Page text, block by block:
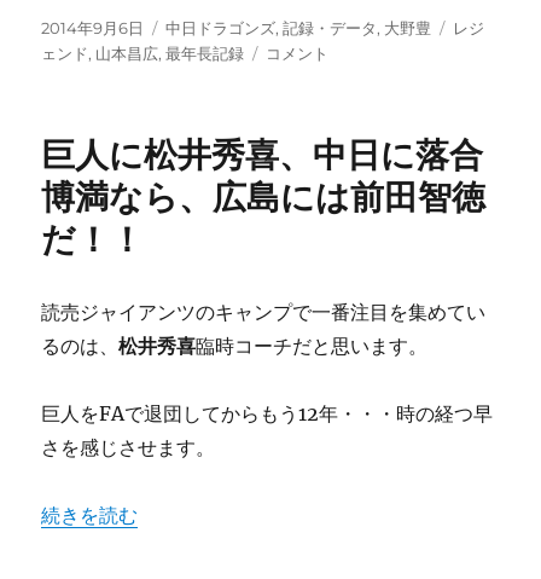
投
稿
2014年9月6日
カ
テ
中日ドラゴンズ,記録・データ, 大野豊
タ
レジ
ェンド, 山本昌広,最年長記録
最
録
を
塗
る
本
広
コメント
巨人に松井秀喜、中日に落合
博満なら、広島には前田智徳
だ！！
読売ジャイアンツのキャンプで一番注目を集めてい
るのは、松井秀喜臨時コーチだと思います。
巨人をFAで退団してからもう12年・・・時の経つ早
さを感じさせます。
“巨人に松井秀喜、中日に落合博満なら、広島には前田
続きを読む